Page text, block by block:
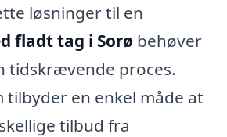
løsninger til en
fladt tag i Sorø behøver
tidskrævende proces.
tilbyder en enkel måde at
tilbud fra